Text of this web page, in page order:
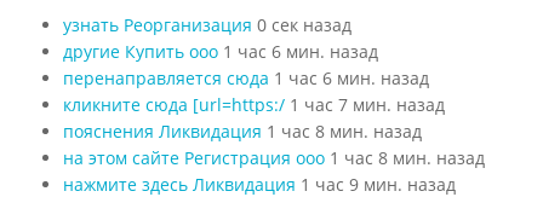
узнать Реорганизация 0 сек назад
другие Купить ооо 1 час 6 мин. назад
перенаправляется сюда 1 час 6 мин. назад
кликните сюда [url=https:/ 1 час 7 мин. назад
пояснения Ликвидация 1 час 8 мин. назад
на этом сайте Регистрация ооо 1 час 8 мин. назад
нажмите здесь Ликвидация 1 час 9 мин. назад